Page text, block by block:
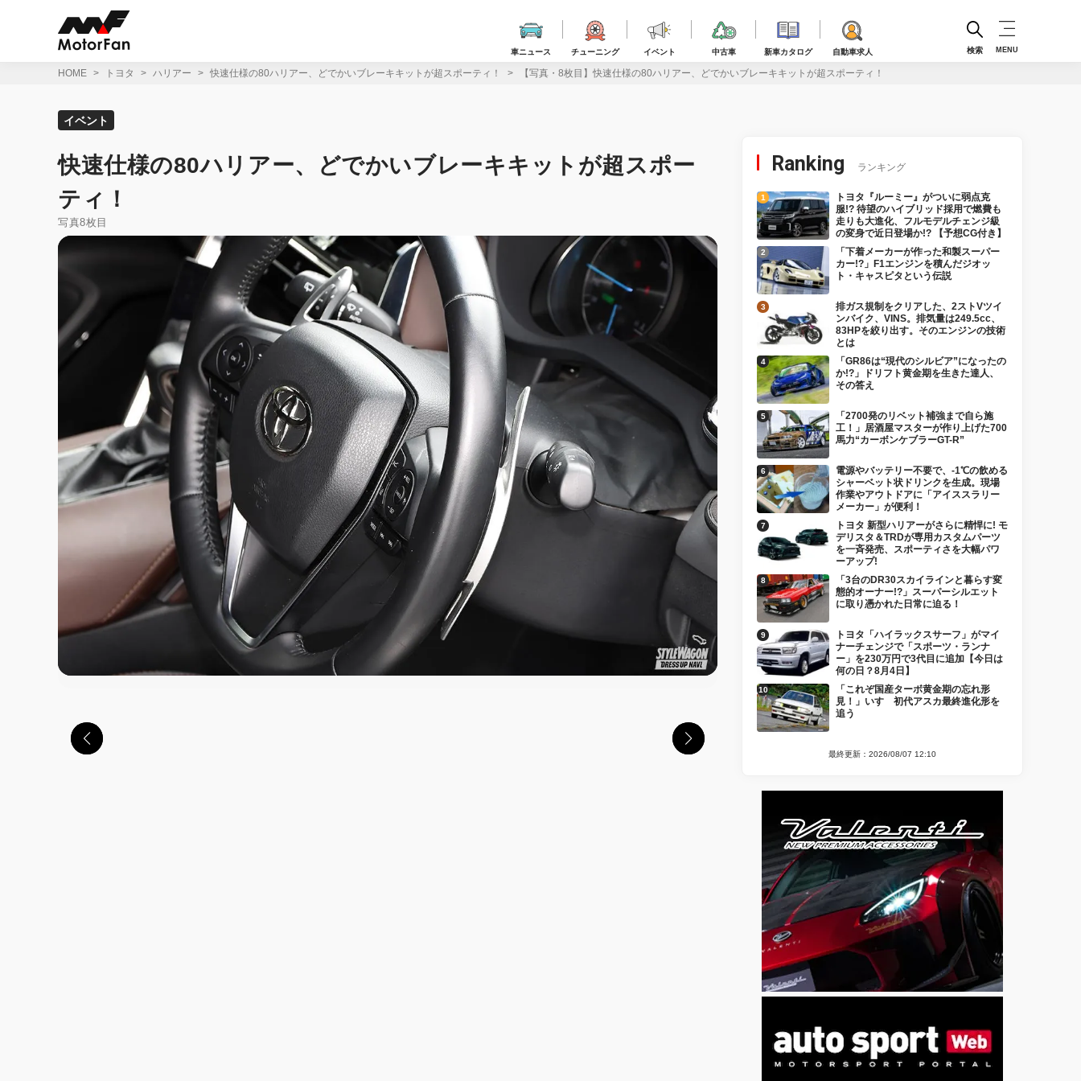
車ニュース チューニング イベント 中古車 新車カタログ 自動車求人 検索 MENU
HOME トヨタ ハリアー 快速仕様の80ハリアー、どでかいブレーキキットが超スポーティ！ 【写真・8枚目】快速仕様の80ハリアー、どでかいブレーキキットが超スポーティ！
イベント
快速仕様の80ハリアー、どでかいブレーキキットが超スポー
ティ！
写真8枚目
Ranking ランキング
トヨタ『ルーミー』がついに弱点克
服!? 待望のハイブリッド採用で燃費も
走りも大進化、フルモデルチェンジ級
の変身で近日登場か!? 【予想CG付き】
「下着メーカーが作った和製スーパー
カー!?」F1エンジンを積んだジオッ
ト・キャスピタという伝説
排ガス規制をクリアした、2ストVツイ
ンバイク、VINS。排気量は249.5cc、
83HPを絞り出す。そのエンジンの技術
とは
「GR86は“現代のシルビア”になったの
か!?」ドリフト黄金期を生きた達人、
その答え
「2700発のリベット補強まで自ら施
工！」居酒屋マスターが作り上げた700
馬力“カーボンケブラーGT-R”
電源やバッテリー不要で、-1℃の飲める
シャーベット状ドリンクを生成。現場
作業やアウトドアに「アイススラリー
メーカー」が便利！
トヨタ 新型ハリアーがさらに精悍に! モ
デリスタ＆TRDが専用カスタムパーツ
を一斉発売、スポーティさを大幅パワ
ーアップ!
「3台のDR30スカイラインと暮らす変
態的オーナー!?」スーパーシルエット
に取り憑かれた日常に迫る！
トヨタ「ハイラックスサーフ」がマイ
ナーチェンジで「スポーツ・ランナ
ー」を230万円で3代目に追加【今日は
何の日？8月4日】
「これぞ国産ターボ黄金期の忘れ形
見！」いすゞ初代アスカ最終進化形を
追う
最終更新：2026/08/07 12:10